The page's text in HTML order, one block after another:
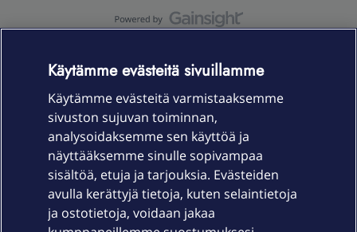
Laitteet & liittymät
Palvelut
Käytämme evästeitä sivuillamme
Käytämme evästeitä varmistaaksemme
sivuston sujuvan toiminnan,
analysoidaksemme sen käyttöä ja
näyttääksemme sinulle sopivampaa
sisältöä, etuja ja tarjouksia. Evästeiden
avulla kerättyjä tietoja, kuten selaintietoja
ja ostotietoja, voidaan jakaa